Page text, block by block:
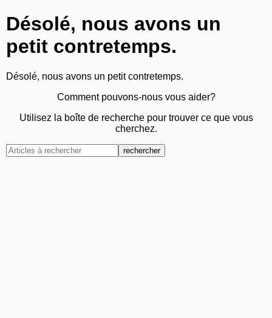
Désolé, nous avons un
petit contretemps.
Désolé, nous avons un petit contretemps.
Comment pouvons-nous vous aider?
Utilisez la boîte de recherche pour trouver ce que vous
cherchez.
rechercher